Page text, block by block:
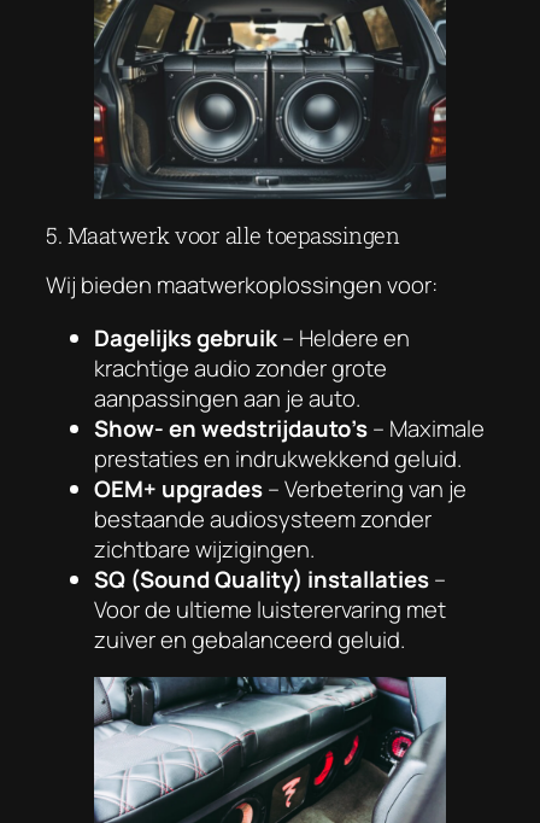
5. Maatwerk voor alle toepassingen
Wij bieden maatwerkoplossingen voor:
Dagelijks gebruik– Heldere en
krachtige audio zonder grote
aanpassingen aan je auto.
Show- en wedstrijdauto’s– Maximale
prestaties en indrukwekkend geluid.
OEM+ upgrades– Verbetering van je
bestaande audiosysteem zonder
zichtbare wijzigingen.
SQ (Sound Quality) installaties–
Voor de ultieme luisterervaring met
zuiver en gebalanceerd geluid.